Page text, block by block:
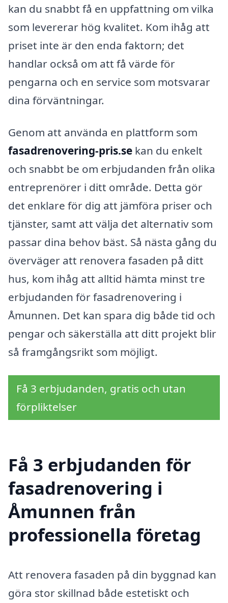
kan du snabbt få en uppfattning om vilka
som levererar hög kvalitet. Kom ihåg att
priset inte är den enda faktorn; det
handlar också om att få värde för
pengarna och en service som motsvarar
dina förväntningar.
Genom att använda en plattform som
fasadrenovering-pris.se kan du enkelt
och snabbt be om erbjudanden från olika
entreprenörer i ditt område. Detta gör
det enklare för dig att jämföra priser och
tjänster, samt att välja det alternativ som
passar dina behov bäst. Så nästa gång du
överväger att renovera fasaden på ditt
hus, kom ihåg att alltid hämta minst tre
erbjudanden för fasadrenovering i
Åmunnen. Det kan spara dig både tid och
pengar och säkerställa att ditt projekt blir
så framgångsrikt som möjligt.
Få 3 erbjudanden, gratis och utan
förpliktelser
Få 3 erbjudanden för
fasadrenovering i
Åmunnen från
professionella företag
Att renovera fasaden på din byggnad kan
göra stor skillnad både estetiskt och